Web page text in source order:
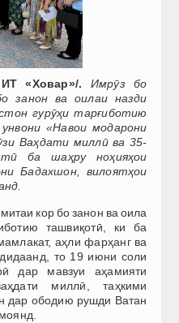
«Ховар»/.
Имрӯз бо
занон ва оилаи назди
гурӯҳи тарғиботию
«Навои модарони
Ваҳдати миллӣ ва 35-
ба шаҳру ноҳияҳои
Бадахшон, вилоятҳои
кор бо занон ва оила
ташвиқотӣ, ки ба
аҳли фарҳанг ва
то 19 июни соли
дар мавзуи аҳамияти
миллӣ, таҳкими
дар ободию рушди Ватан